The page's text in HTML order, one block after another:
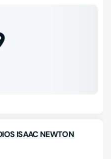
ISAAC NEWTON